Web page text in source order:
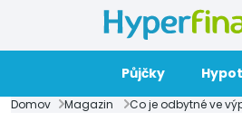
Půjčky
Domov Magazin Co je odbytné ve